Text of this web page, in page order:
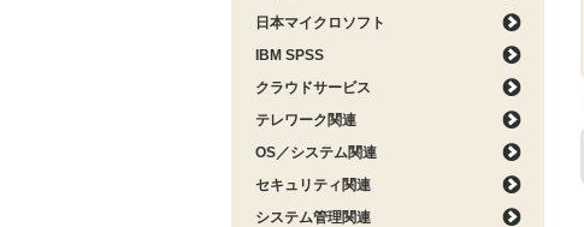
日本マイクロソフト
IBM SPSS
クラウドサービス
テレワーク関連
OS／システム関連
セキュリティ関連
システム管理関連